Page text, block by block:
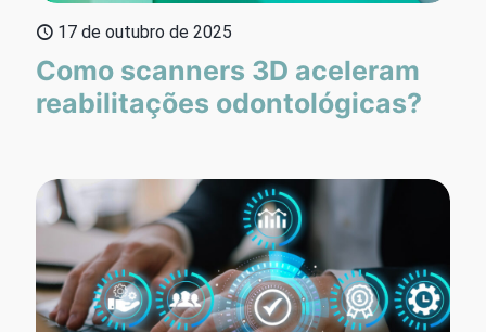
17 de outubro de 2025
Como scanners 3D aceleram
reabilitações odontológicas?